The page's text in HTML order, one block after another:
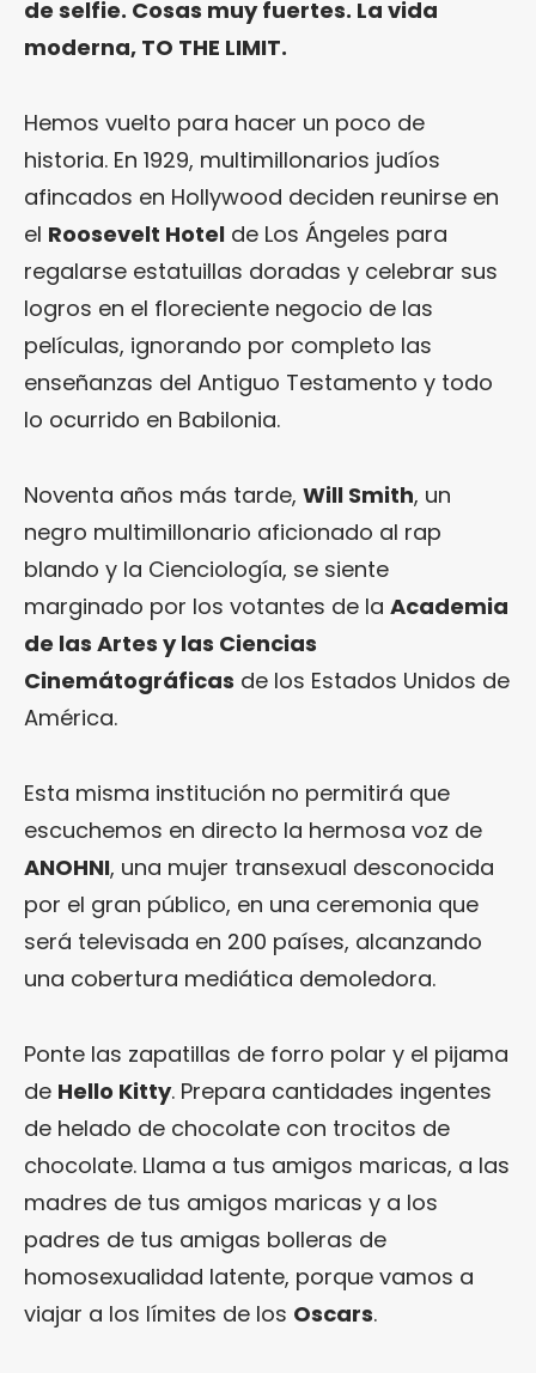
de selfie. Cosas muy fuertes. La vida
moderna, TO THE LIMIT.
Hemos vuelto para hacer un poco de
historia. En 1929, multimillonarios judíos
afincados en Hollywood deciden reunirse en
el Roosevelt Hotel de Los Ángeles para
regalarse estatuillas doradas y celebrar sus
logros en el floreciente negocio de las
películas, ignorando por completo las
enseñanzas del Antiguo Testamento y todo
lo ocurrido en Babilonia.
Noventa años más tarde, Will Smith, un
negro multimillonario aficionado al rap
blando y la Cienciología, se siente
marginado por los votantes de la Academia
de las Artes y las Ciencias
Cinemátográficas de los Estados Unidos de
América.
Esta misma institución no permitirá que
escuchemos en directo la hermosa voz de
ANOHNI, una mujer transexual desconocida
por el gran público, en una ceremonia que
será televisada en 200 países, alcanzando
una cobertura mediática demoledora.
Ponte las zapatillas de forro polar y el pijama
de Hello Kitty. Prepara cantidades ingentes
de helado de chocolate con trocitos de
chocolate. Llama a tus amigos maricas, a las
madres de tus amigos maricas y a los
padres de tus amigas bolleras de
homosexualidad latente, porque vamos a
viajar a los límites de los Oscars.